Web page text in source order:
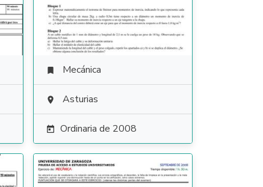
 Mecánica
 Asturias
 Ordinaria de 2008